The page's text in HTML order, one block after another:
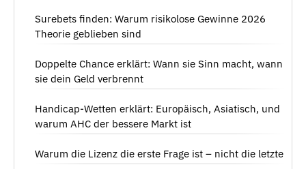
Surebets finden: Warum risikolose Gewinne 2026
Theorie geblieben sind
Doppelte Chance erklärt: Wann sie Sinn macht, wann
sie dein Geld verbrennt
Handicap-Wetten erklärt: Europäisch, Asiatisch, und
warum AHC der bessere Markt ist
Warum die Lizenz die erste Frage ist – nicht die letzte